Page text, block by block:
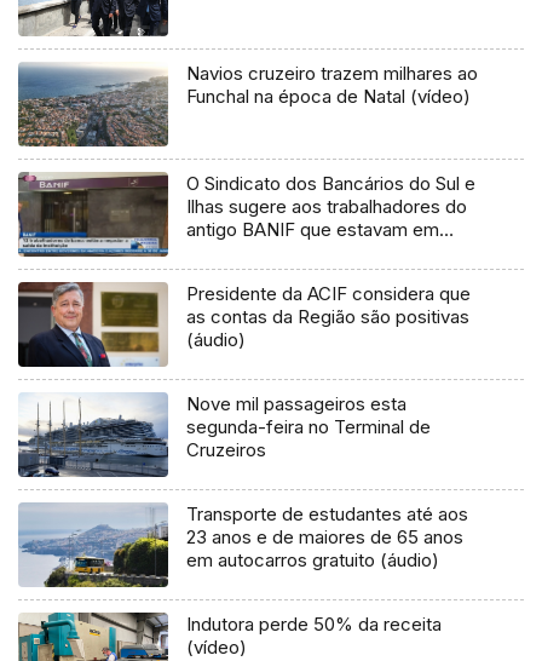
Navios cruzeiro trazem milhares ao
Funchal na época de Natal (vídeo)
O Sindicato dos Bancários do Sul e
Ilhas sugere aos trabalhadores do
antigo BANIF que estavam em
procurem um acordo para deixar a
atividade
Presidente da ACIF considera que
as contas da Região são positivas
(áudio)
Nove mil passageiros esta
segunda-feira no Terminal de
Cruzeiros
Transporte de estudantes até aos
23 anos e de maiores de 65 anos
em autocarros gratuito (áudio)
Indutora perde 50% da receita
(vídeo)